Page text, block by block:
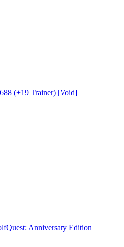
(+19 Trainer) [Void]
Anniversary Edition